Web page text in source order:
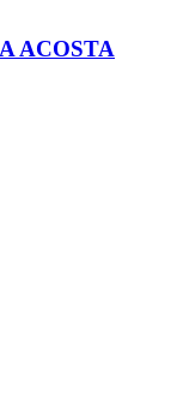
ACOSTA